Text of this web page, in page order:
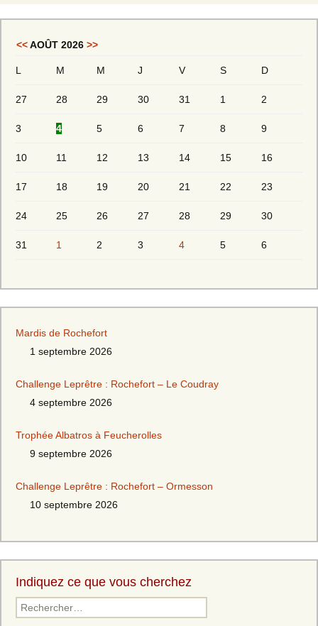
<<AOÛT 2026 >>
L M M J V S D
27 28 29 30 31 1 2
3 4 5 6 7 8 9
10 11 12 13 14 15 16
17 18 19 20 21 22 23
24 25 26 27 28 29 30
31 1 2 3 4 5 6
Mardis de Rochefort
1 septembre 2026
Challenge Leprêtre : Rochefort – Le Coudray
4 septembre 2026
Trophée Albatros à Feucherolles
9 septembre 2026
Challenge Leprêtre : Rochefort – Ormesson
10 septembre 2026
Indiquez ce que vous cherchez